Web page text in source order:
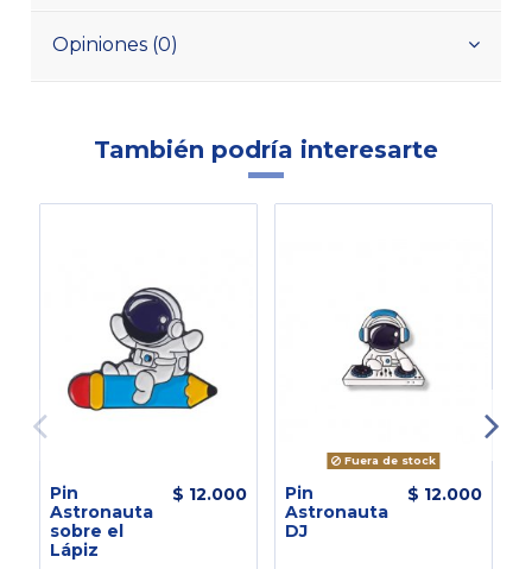
Opiniones (0)
También podría interesarte
Pin
Astronauta
sobre el
Lápiz
$ 12.000
Fuera de stock
Pin
Astronauta
DJ
$ 12.000